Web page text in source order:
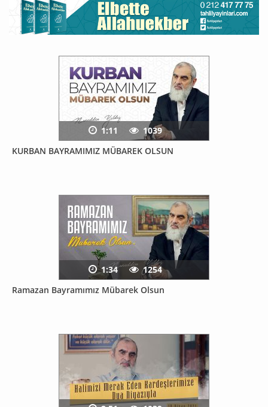
KURBAN BAYRAMIMIZ MÜBAREK OLSUN
1:11 1039
Ramazan Bayramımız Mübarek Olsun
1:34 1254